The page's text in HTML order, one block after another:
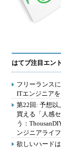
はてブ注目エン
フリーランス
ITエンジニア
第22回: 予想以
買える「人感
う：
ンジニアライフ
欲しいハード